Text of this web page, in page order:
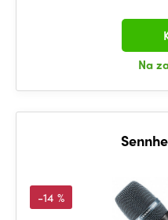
Na
-14 %